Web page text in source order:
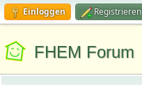
Einloggen Registrieren
FHEM Forum